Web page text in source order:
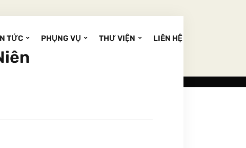
TỨC PHỤNG VỤ THƯ VIỆN LIÊN HỆ